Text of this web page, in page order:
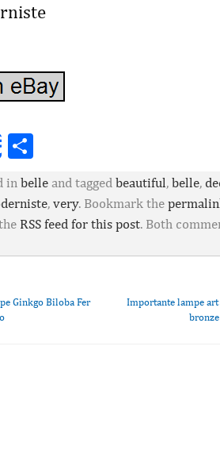
Share
in belle and tagged beautiful, belle,
, very. Bookmark the
RSS feed for this post. Both
Ginkgo Biloba Fer
Importante lampe